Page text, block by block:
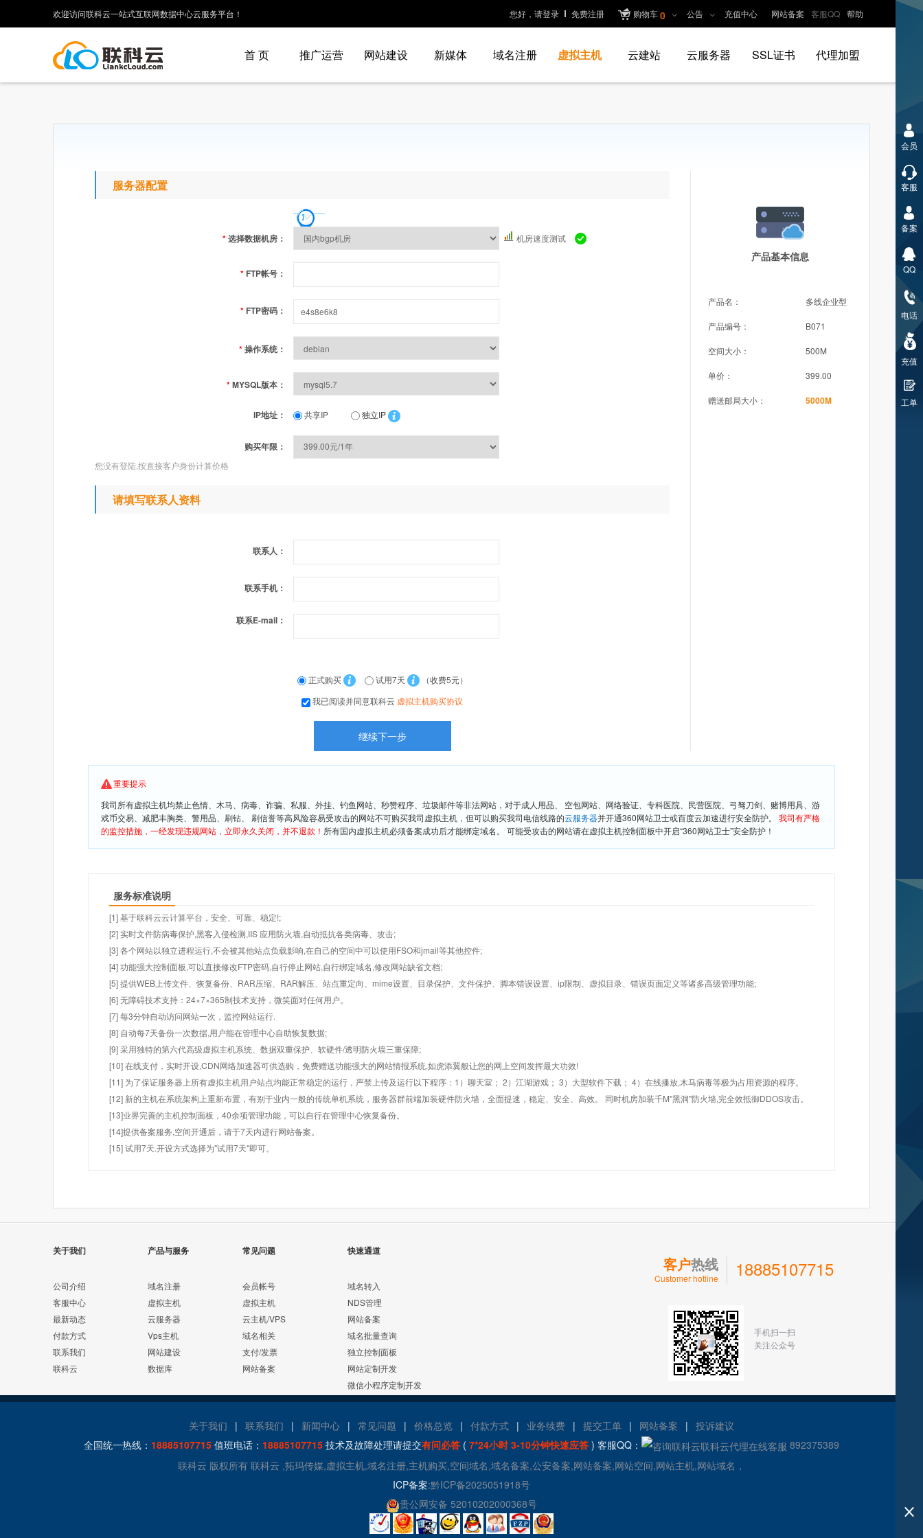
您好，请登录 免费注册 购物车0 公告 充值中心 网站备案 客服QQ 帮助
欢迎访问联科云一站式互联网数据中心云服务平台！
首 页 推广运营 网站建设 新媒体 域名注册 虚拟主机 云建站 云服务器 SSL证书 代理加盟
产品基本信息
产品名： 多线企业型
产品编号： B071
空间大小： 500M
单价： 399.00
赠送邮局大小： 5000M
服务器配置
*选择数据机房： 机房速度测试
* FTP帐号：
* FTP密码：
*操作系统：
*MYSQL版本：
IP地址： 共享IP 独立IP
购买年限：
您没有登陆,按直接客户身份计算价格
请填写联系人资料
联系人：
联系手机：
联系E-mail：
正式购买 试用7天
（收费5元）
我已阅读并同意联科云 虚拟主机购买协议
重要提示
我司所有虚拟主机均禁止色情、木马、病毒、诈骗、私服、外挂、钓鱼网站、秒赞程序、垃圾邮件等非法网站，对于成人用品、 空包网站、网络验证、专科医院、民营医院、弓驽刀剑、赌博用具、游
戏币交易、减肥丰胸类、警用品、刷钻、 刷信誉等高风险容易受攻击的网站不可购买我司虚拟主机，但可以购买我司电信线路的云服务器并开通360网站卫士或百度云加速进行安全防护。 我司有严格
的监控措施，一经发现违规网站，立即永久关闭，并不退款！ 所有国内虚拟主机必须备案成功后才能绑定域名。 可能受攻击的网站请在虚拟主机控制面板中开启“360网站卫士”安全防护！
服务标准说明
[1] 基于联科云云计算平台，安全、可靠、稳定!;
[2] 实时文件防病毒保护,黑客入侵检测,IIS 应用防火墙,自动抵抗各类病毒、攻击;
[3] 各个网站以独立进程运行,不会被其他站点负载影响,在自己的空间中可以使用FSO和jmail等其他控件;
[4] 功能强大控制面板,可以直接修改FTP密码,自行停止网站,自行绑定域名,修改网站缺省文档;
[5] 提供WEB上传文件、恢复备份、RAR压缩、RAR解压、站点重定向、mime设置、目录保护、文件保护、脚本错误设置、ip限制、虚拟目录、错误页面定义等诸多高级管理功能;
[6] 无障碍技术支持：24×7×365制技术支持，微笑面对任何用户。
[7] 每3分钟自动访问网站一次，监控网站运行.
[8] 自动每7天备份一次数据,用户能在管理中心自助恢复数据;
[9] 采用独特的第六代高级虚拟主机系统、数据双重保护、软硬件/透明防火墙三重保障;
[10] 在线支付，实时开设,CDN网络加速器可供选购，免费赠送功能强大的网站情报系统,如虎添翼般让您的网上空间发挥最大功效!
[11] 为了保证服务器上所有虚拟主机用户站点均能正常稳定的运行，严禁上传及运行以下程序：1）聊天室； 2）江湖游戏； 3）大型软件下载； 4）在线播放,木马病毒等极为占用资源的程序。
[12] 新的主机在系统架构上重新布置，有别于业内一般的传统单机系统，服务器群前端加装硬件防火墙，全面提速，稳定、安全、高效。 同时机房加装千M"黑洞"防火墙,完全效抵御DDOS攻击。
[13]业界完善的主机控制面板，40余项管理功能，可以自行在管理中心恢复备份。
[14]提供备案服务,空间开通后，请于7天内进行网站备案。
[15] 试用7天.开设方式选择为"试用7天"即可。
关于我们
公司介绍
客服中心
最新动态
付款方式
联系我们
联科云
产品与服务
域名注册
虚拟主机
云服务器
Vps主机
网站建设
数据库
常见问题
会员帐号
虚拟主机
云主机/VPS
域名相关
支付/发票
网站备案
快速通道
域名转入
NDS管理
网站备案
域名批量查询
独立控制面板
网站定制开发
微信小程序定制开发
客户热线
Customer hotline 18885107715
手机扫一扫
关注公众号
关于我们 | 联系我们 | 新闻中心 | 常见问题 | 价格总览 | 付款方式 | 业务续费 | 提交工单 | 网站备案 | 投诉建议
全国统一热线： 18885107715 值班电话： 18885107715 技术及故障处理请提交有问必答 ( 7*24小时 3-10分钟快速应答 ) 客服QQ：
892375389
联科云 版权所有 联科云 ,拓玛传媒,虚拟主机,域名注册,主机购买,空间域名,域名备案,公安备案,网站备案,网站空间,网站主机,网站域名，
ICP备案:黔ICP备2025051918号
贵公网安备 52010202000368号
会员
客服
备案
QQ
电话
充值
工单